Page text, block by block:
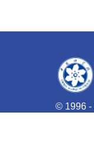
© 1996 -